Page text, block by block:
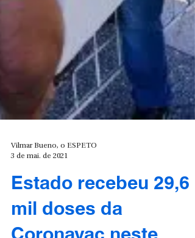
Vilmar Bueno, o ESPETO
3 de mai. de 2021